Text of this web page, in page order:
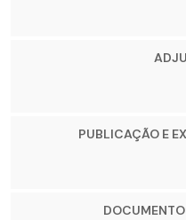
PUBLICAÇÃO E